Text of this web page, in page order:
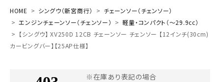
search
HOME シングウ（新宮商行）
チェーンソー（チェンソー）
エンジンチェーンソー（チェンソー）
軽量・コンパクト（～29.9cc）
【シングウ】 XV250D 12CB チェーンソー チェンソー 【12インチ(30cm)
カービングバー】【25AP仕様】
※在庫あり表記の場合